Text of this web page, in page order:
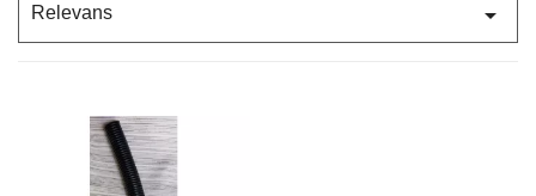
Relevans 